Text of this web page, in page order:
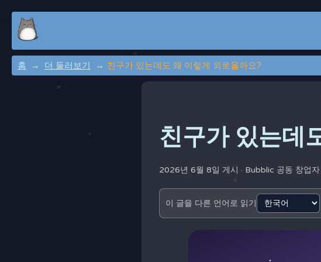
홈 더 둘러보기 친구가 있는데도 왜 이렇게 외로울까요?
친구가 있는데
2026년 6월 8일 게시 · Bubblic 공동 창업자
이 글을 다른 언어로 읽기